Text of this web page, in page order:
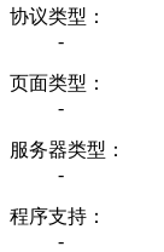
协议类型：
-
页面类型：
-
服务器类型：
-
程序支持：
-